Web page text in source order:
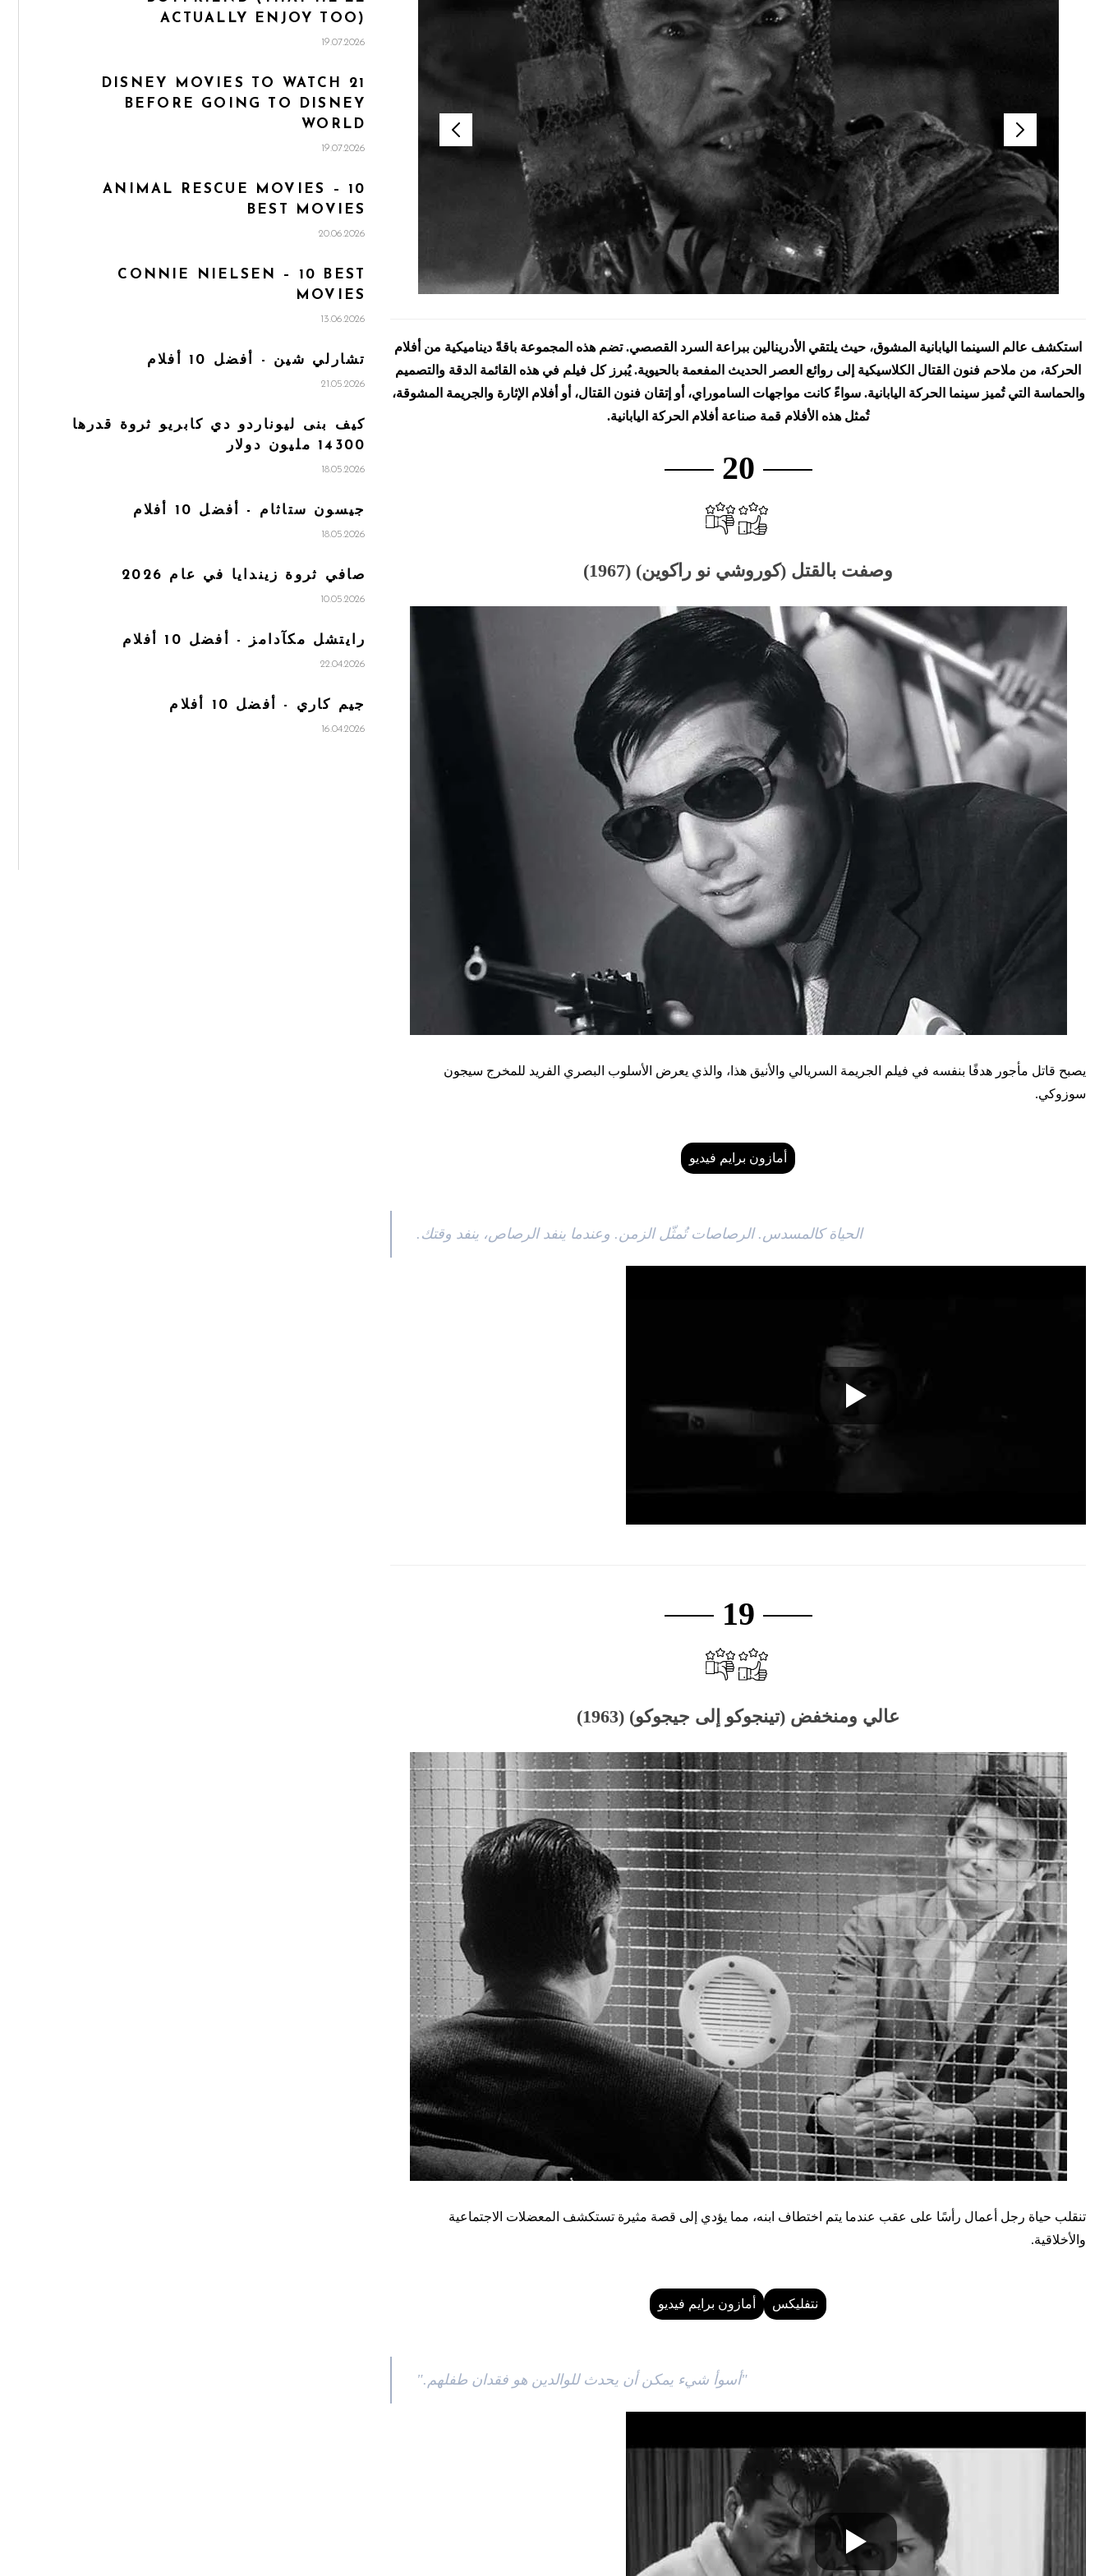
استكشف عالم السينما اليابانية المشوق، حيث يلتقي الأدرينالين ببراعة السرد القصصي. تضم هذه المجموعة باقةً ديناميكية من أفلام
الحركة، من ملاحم فنون القتال الكلاسيكية إلى روائع العصر الحديث المفعمة بالحيوية. يُبرز كل فيلم في هذه القائمة الدقة والتصميم
والحماسة التي تُميز سينما الحركة اليابانية. سواءً كانت مواجهات الساموراي، أو إتقان فنون القتال، أو أفلام الإثارة والجريمة المشوقة،
تُمثل هذه الأفلام قمة صناعة أفلام الحركة اليابانية.
20
وصفت بالقتل (كوروشي نو راكوين) (1967)
يصبح قاتل مأجور هدفًا بنفسه في فيلم الجريمة السريالي والأنيق هذا، والذي يعرض الأسلوب البصري الفريد للمخرج سيجون
سوزوكي.
أمازون برايم فيديو
الحياة كالمسدس. الرصاصات تُمثّل الزمن. وعندما ينفد الرصاص، ينفد وقتك.
19
عالي ومنخفض (تينجوكو إلى جيجوكو) (1963)
تنقلب حياة رجل أعمال رأسًا على عقب عندما يتم اختطاف ابنه، مما يؤدي إلى قصة مثيرة تستكشف المعضلات الاجتماعية
والأخلاقية.
نتفليكس أمازون برايم فيديو
"أسوأ شيء يمكن أن يحدث للوالدين هو فقدان طفلهم."
ACTUALLY ENJOY TOO)
19.07.2026
21 DISNEY MOVIES TO WATCH
BEFORE GOING TO DISNEY
WORLD
19.07.2026
ANIMAL RESCUE MOVIES – 10
BEST MOVIES
20.06.2026
CONNIE NIELSEN – 10 BEST
MOVIES
13.06.2026
تشارلي شين - أفضل 10 أفلام
21.05.2026
كيف بنى ليوناردو دي كابريو ثروة قدرها
14300 مليون دولار
18.05.2026
جيسون ستاثام - أفضل 10 أفلام
18.05.2026
صافي ثروة زيندايا في عام 2026
10.05.2026
رايتشل مكآدامز - أفضل 10 أفلام
22.04.2026
جيم كاري - أفضل 10 أفلام
16.04.2026